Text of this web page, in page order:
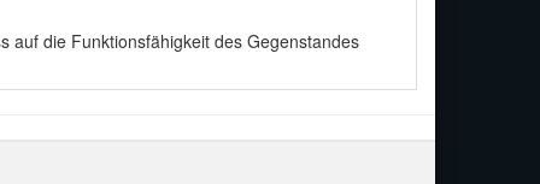
auf die Funktionsfähigkeit des Gegenstandes